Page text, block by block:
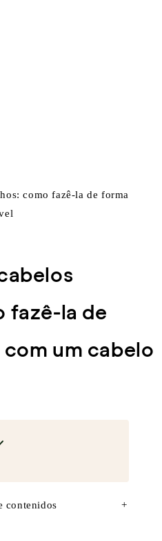
fazê-la de
um cabelo
contenidos +